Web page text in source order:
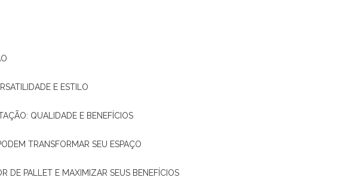
E ESTILO
QUALIDADE E BENEFÍCIOS
TRANSFORMAR SEU ESPAÇO
DE PALLET E MAXIMIZAR SEUS BENEFÍCIOS